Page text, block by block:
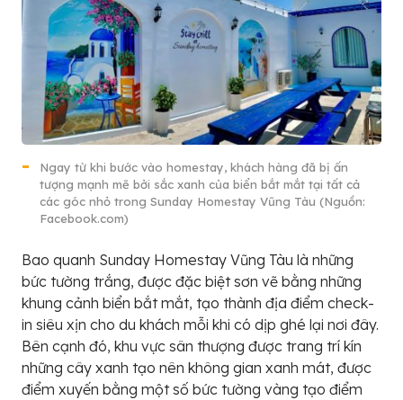
Ngay từ khi bước vào homestay, khách hàng đã bị ấn
tượng mạnh mẽ bởi sắc xanh của biển bắt mắt tại tất cả
các góc nhỏ trong Sunday Homestay Vũng Tàu (Nguồn:
Facebook.com)
Bao quanh Sunday Homestay Vũng Tàu là những
bức tường trắng, được đặc biệt sơn vẽ bằng những
khung cảnh biển bắt mắt, tạo thành địa điểm check-
in siêu xịn cho du khách mỗi khi có dịp ghé lại nơi đây.
Bên cạnh đó, khu vực sân thượng được trang trí kín
những cây xanh tạo nên không gian xanh mát, được
điểm xuyến bằng một số bức tường vàng tạo điểm